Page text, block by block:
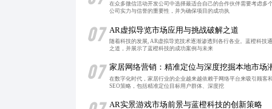
在众多微信活动开发公司中选择最适合自己的合作伙伴需要考虑
公司实力与信誉的重要性，并为确保项目的成功执
07 AR虚拟导览市场应用与挑战破解之道
随着科技的发展, AR虚拟导览技术逐渐渗透到各行各业。蓝橙科
之道，并展示了蓝橙科技的成功案例与未来
07 家居网络营销：精准定位与深度挖掘本地市场
在数字化时代，家居行业的企业越来越依赖于网络平台来吸引顾
SEO策略，包括精准定位目标用户群体、深度挖
AR实景游戏市场前景与蓝橙科技的创新策略